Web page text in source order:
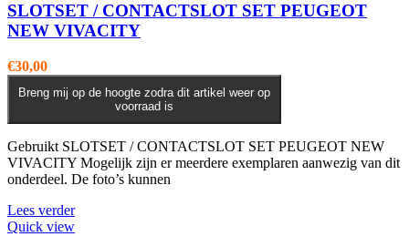
SLOTSET / CONTACTSLOT SET PEUGEOT
NEW VIVACITY
€30,00
Breng mij op de hoogte zodra dit artikel weer op
voorraad is
Gebruikt SLOTSET / CONTACTSLOT SET PEUGEOT NEW
VIVACITY Mogelijk zijn er meerdere exemplaren aanwezig van dit
onderdeel. De foto’s kunnen
Lees verder
Quick view